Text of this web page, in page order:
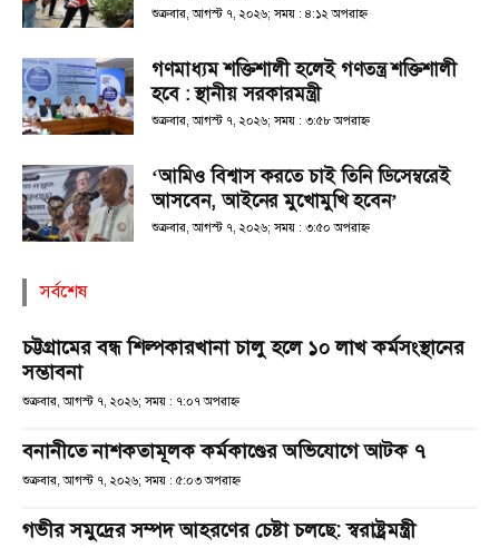
শুক্রবার, আগস্ট ৭, ২০২৬; সময় : ৪:১২ অপরাহ্ণ
গণমাধ্যম শক্তিশালী হলেই গণতন্ত্র শক্তিশালী
হবে : স্থানীয় সরকারমন্ত্রী
শুক্রবার, আগস্ট ৭, ২০২৬; সময় : ৩:৫৮ অপরাহ্ণ
‘আমিও বিশ্বাস করতে চাই তিনি ডিসেম্বরেই
আসবেন, আইনের মুখোমুখি হবেন’
শুক্রবার, আগস্ট ৭, ২০২৬; সময় : ৩:৫০ অপরাহ্ণ
সর্বশেষ
চট্টগ্রামের বন্ধ শিল্পকারখানা চালু হলে ১০ লাখ কর্মসংস্থানের
সম্ভাবনা
শুক্রবার, আগস্ট ৭, ২০২৬; সময় : ৭:০৭ অপরাহ্ণ
বনানীতে নাশকতামূলক কর্মকাণ্ডের অভিযোগে আটক ৭
শুক্রবার, আগস্ট ৭, ২০২৬; সময় : ৫:০৩ অপরাহ্ণ
গভীর সমুদ্রের সম্পদ আহরণের চেষ্টা চলছে: স্বরাষ্ট্রমন্ত্রী